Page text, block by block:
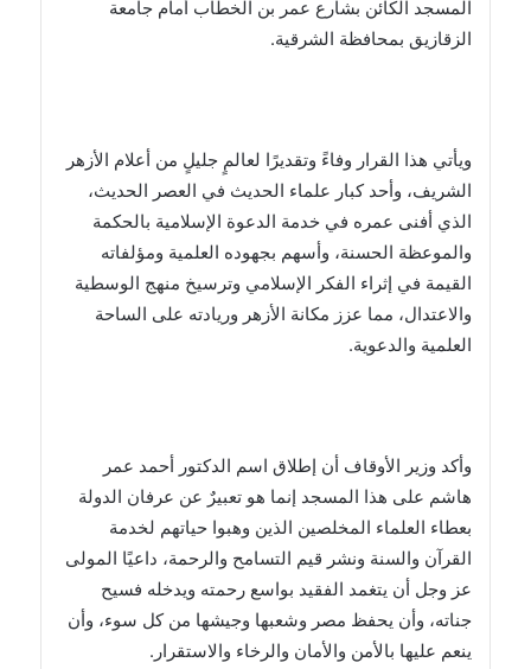
المسجد الكائن بشارع عمر بن الخطاب أمام جامعة
الزقازيق بمحافظة الشرقية.
ويأتي هذا القرار وفاءً وتقديرًا لعالمٍ جليلٍ من أعلام الأزهر
الشريف، وأحد كبار علماء الحديث في العصر الحديث،
الذي أفنى عمره في خدمة الدعوة الإسلامية بالحكمة
والموعظة الحسنة، وأسهم بجهوده العلمية ومؤلفاته
القيمة في إثراء الفكر الإسلامي وترسيخ منهج الوسطية
والاعتدال، مما عزز مكانة الأزهر وريادته على الساحة
العلمية والدعوية.
وأكد وزير الأوقاف أن إطلاق اسم الدكتور أحمد عمر
هاشم على هذا المسجد إنما هو تعبيرٌ عن عرفان الدولة
بعطاء العلماء المخلصين الذين وهبوا حياتهم لخدمة
القرآن والسنة ونشر قيم التسامح والرحمة، داعيًا المولى
عز وجل أن يتغمد الفقيد بواسع رحمته ويدخله فسيح
جناته، وأن يحفظ مصر وشعبها وجيشها من كل سوء، وأن
ينعم عليها بالأمن والأمان والرخاء والاستقرار.